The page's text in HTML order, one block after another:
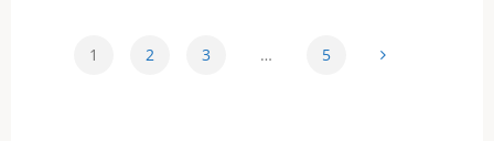
1 2 3 … 5